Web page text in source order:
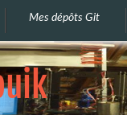
Mes dépôts Git